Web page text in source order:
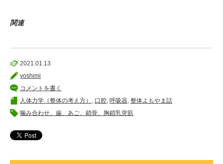
関連
2021.01.13
yoshimi
コメントを書く
人体力学（整体の考え方）
口腔 呼吸器 整体よもやま話
噛み合わせ、歯、あご、鎖骨、胸鎖乳突筋